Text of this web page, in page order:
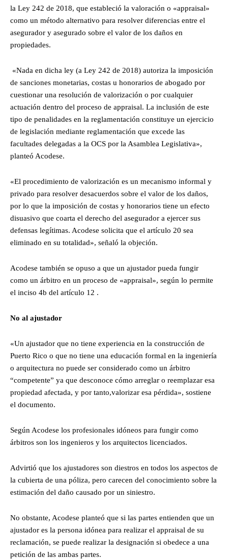
la Ley 242 de 2018, que estableció la valoración o «appraisal»
como un método alternativo para resolver diferencias entre el
asegurador y asegurado sobre el valor de los daños en
propiedades.
«Nada en dicha ley (a Ley 242 de 2018) autoriza la imposición
de sanciones monetarias, costas u honorarios de abogado por
cuestionar una resolución de valorización o por cualquier
actuación dentro del proceso de appraisal. La inclusión de este
tipo de penalidades en la reglamentación constituye un ejercicio
de legislación mediante reglamentación que excede las
facultades delegadas a la OCS por la Asamblea Legislativa»,
planteó Acodese.
«El procedimiento de valorización es un mecanismo informal y
privado para resolver desacuerdos sobre el valor de los daños,
por lo que la imposición de costas y honorarios tiene un efecto
disuasivo que coarta el derecho del asegurador a ejercer sus
defensas legítimas. Acodese solicita que el artículo 20 sea
eliminado en su totalidad», señaló la objeción.
Acodese también se opuso a que un ajustador pueda fungir
como un árbitro en un proceso de «appraisal», según lo permite
el inciso 4b del artículo 12 .
No al ajustador
«Un ajustador que no tiene experiencia en la construcción de
Puerto Rico o que no tiene una educación formal en la ingeniería
o arquitectura no puede ser considerado como un árbitro
“competente” ya que desconoce cómo arreglar o reemplazar esa
propiedad afectada, y por tanto,valorizar esa pérdida», sostiene
el documento.
Según Acodese los profesionales idóneos para fungir como
árbitros son los ingenieros y los arquitectos licenciados.
Advirtió que los ajustadores son diestros en todos los aspectos de
la cubierta de una póliza, pero carecen del conocimiento sobre la
estimación del daño causado por un siniestro.
No obstante, Acodese planteó que si las partes entienden que un
ajustador es la persona idónea para realizar el appraisal de su
reclamación, se puede realizar la designación si obedece a una
petición de las ambas partes.